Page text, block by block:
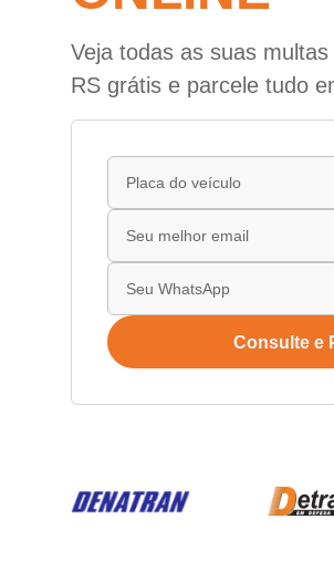
Veja todas as suas
RS grátis e parcele tudo
Consulte e